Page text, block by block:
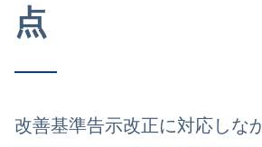
点
改善基準告示改正に対応しな